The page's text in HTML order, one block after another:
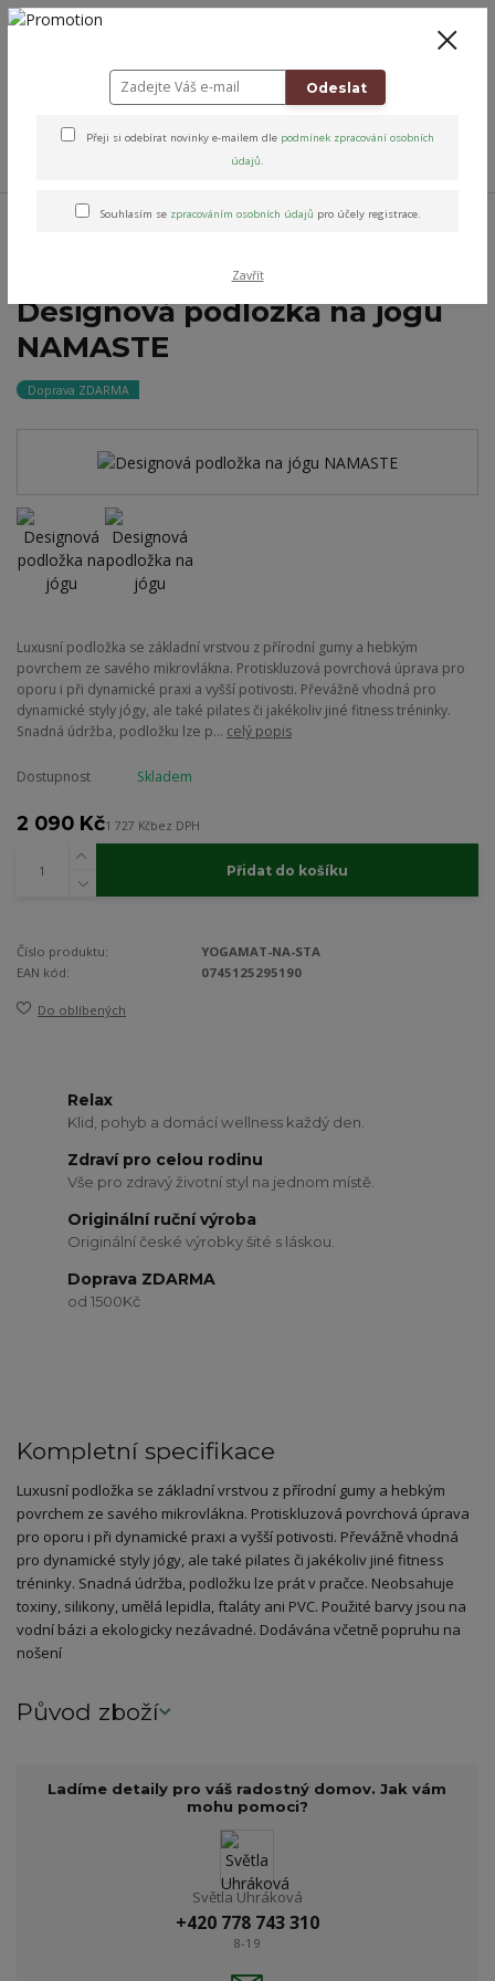
+420 778 743 310
Jóga & Pohyb Podložky na jógu
Designová podložka na jógu
Designová podložka na jógu
NAMASTE
Doprava ZDARMA
Luxusní podložka se základní vrstvou z přírodní gumy a hebkým
povrchem ze savého mikrovlákna. Protiskluzová povrchová úprava pro
oporu i při dynamické praxi a vyšší potivosti. Převážně vhodná pro
dynamické styly jógy, ale také pilates či jakékoliv jiné fitness tréninky.
Snadná údržba, podložku lze p... celý popis
Dostupnost Skladem
2 090 Kč1 727 Kčbez DPH
Přidat do košíku
Číslo produktu:
YOGAMAT-NA-STA
EAN kód:
0745125295190
Do oblíbených
Relax
Klid, pohyb a domácí wellness každý den.
Zdraví pro celou rodinu
Vše pro zdravý životní styl na jednom místě.
Originální ruční výroba
Originální české výrobky šité s láskou.
Doprava ZDARMA
od 1500Kč
Kompletní specifikace
Luxusní podložka se základní vrstvou z přírodní gumy a hebkým
povrchem ze savého mikrovlákna. Protiskluzová povrchová úprava
pro oporu i při dynamické praxi a vyšší potivosti. Převážně vhodná
pro dynamické styly jógy, ale také pilates či jakékoliv jiné fitness
tréninky. Snadná údržba, podložku lze prát v pračce. Neobsahuje
toxiny, silikony, umělá lepidla, ftaláty ani PVC. Použité barvy jsou na
vodní bázi a ekologicky nezávadné. Dodávána včetně popruhu na
nošení
Původ zboží
Ladíme detaily pro váš radostný domov. Jak vám
mohu pomoci?
Světla Uhráková
+420 778 743 310
8-19
Odeslat
Přeji si odebírat novinky e-mailem dle podmínek zpracování osobních
údajů.
Souhlasím se zpracováním osobních údajů pro účely registrace.
Zavřít